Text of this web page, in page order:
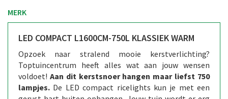
MERK
LED COMPACT L1600CM-750L KLASSIEK WARM
Opzoek naar stralend mooie kerstverlichting?
Toptuincentrum heeft alles wat aan jouw wensen
voldoet! Aan dit kerstsnoer hangen maar liefst 750
lampjes. De LED compact ricelights kun je met een